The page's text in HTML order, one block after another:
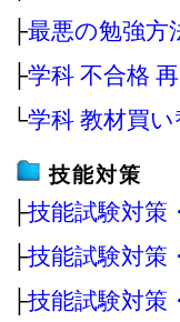
├最悪の勉強方
├学科 不合格
└学科 教材買い
技能対策
├技能試験対策
├技能試験対策
├技能試験対策